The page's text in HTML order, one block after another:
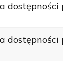
dostępności
dostępności